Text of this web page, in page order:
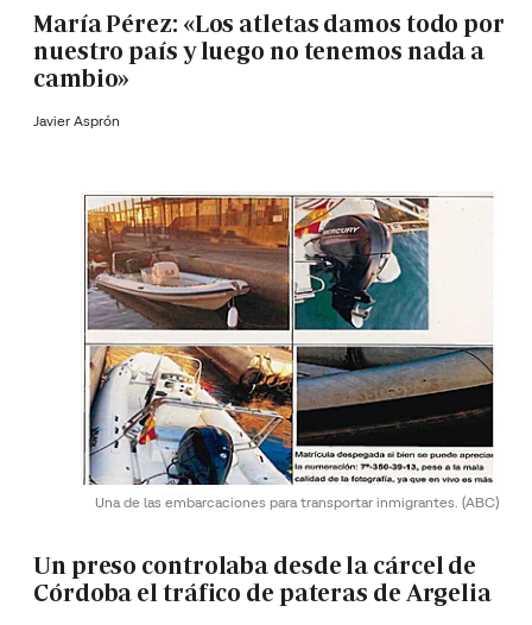
María Pérez: «Los atletas damos todo por
nuestro país y luego no tenemos nada a
cambio»
Javier Asprón
Una de las embarcaciones para transportar inmigrantes. (ABC)
Un preso controlaba desde la cárcel de
Córdoba el tráfico de pateras de Argelia